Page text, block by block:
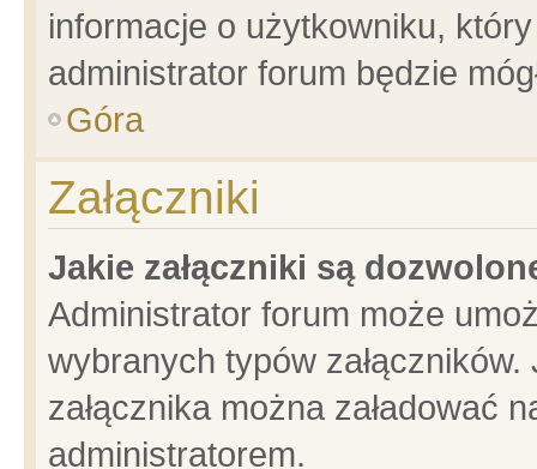
informacje o użytkowniku,
administrator forum będzie
Góra
Załączniki
Jakie załączniki są
Administrator forum może
wybranych typów
załącznika można załadować
administratorem.